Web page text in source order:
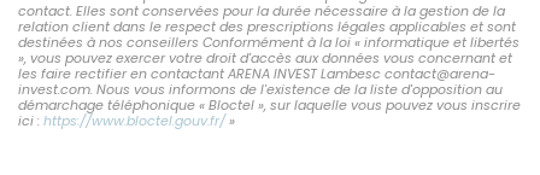
contact. Elles sont conservées pour la durée nécessaire à la gestion de la
relation client dans le respect des prescriptions légales applicables et sont
destinées à nos conseillers Conformément à la loi « informatique et libertés
», vous pouvez exercer votre droit d'accès aux données vous concernant et
les faire rectifier en contactant ARENA INVEST Lambesc contact@arena-
invest.com. Nous vous informons de l'existence de la liste d'opposition au
démarchage téléphonique « Bloctel », sur laquelle vous pouvez vous inscrire
ici : https://www.bloctel.gouv.fr/»